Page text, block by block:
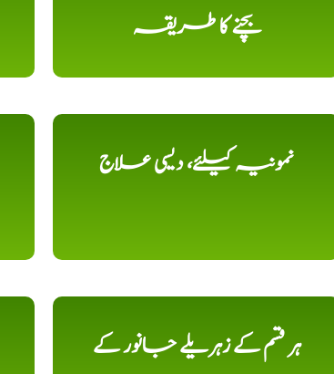
بچنے کا طریقہ
نمونیہ کیلئے، دیسی علاج
ہر قسم کے زہریلے جانور کے